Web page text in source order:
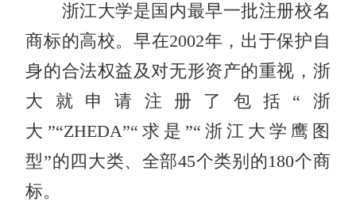
浙江大学是国内最早一批注册校名
商标的高校。早在2002年，出于保护自
身的合法权益及对无形资产的重视，浙
大就申请注册了包括“浙
大”“ZHEDA”“求是”“浙江大学鹰图
型”的四大类、全部45个类别的180个商
标。